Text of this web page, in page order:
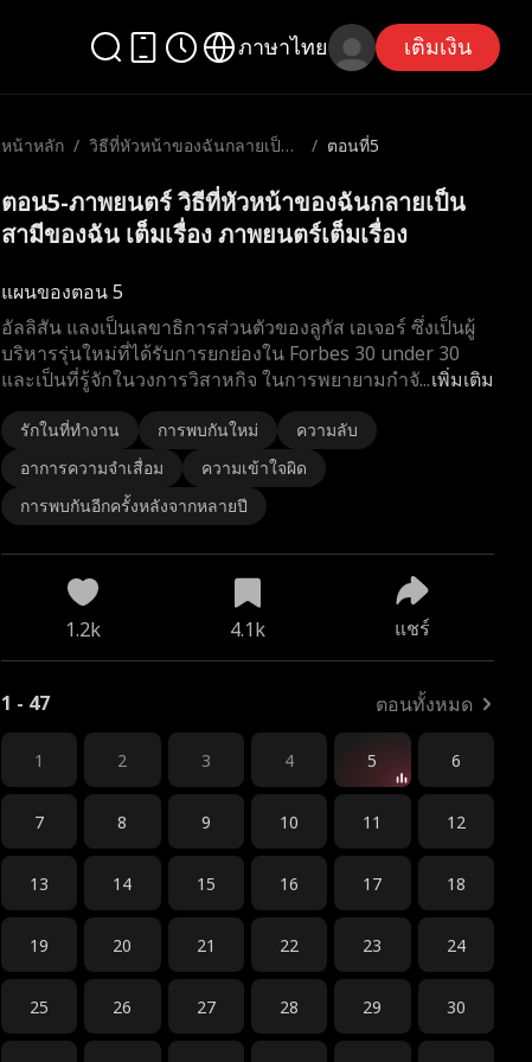
ภาษาไทย เติมเงิน
หน้าหลัก / วิธีที่หัวหน้าของฉันกลายเป็น
/ ตอนที่5
ตอน5-ภาพยนตร์ วิธีที่หัวหน้าของฉันกลายเป็น
สามีของฉัน เต็มเรื่อง ภาพยนตร์เต็มเรื่อง
แผนของตอน 5
เพิ่มเติม
อัลลิสัน แลงเป็นเลขาธิการส่วนตัวของลูกัส เอเจอร์ ซึ่งเป็นผู้
บริหารรุ่นใหม่ที่ได้รับการยกย่องใน Forbes 30 under 30
และเป็นที่รู้จักในวงการวิสาหกิจ ในการพยายามกำจั...
รักในที่ทำงาน การพบกันใหม่
ความลับ
อาการความจำเสื่อม
ความเข้าใจผิด
การพบกันอีกครั้งหลังจากหลายปี
1.2k 4.1k แชร์
1 - 47 ตอนทั้งหมด
1 2 3 4 5 6
7 8 9 10 11 12
13 14 15 16 17 18
19 20 21 22 23 24
25 26 27 28 29 30